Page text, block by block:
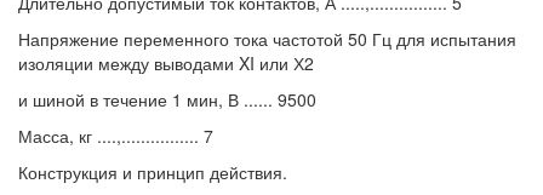
Напряжение переменного тока частотой 50 Гц для испытания
изоляции между выводами XI или Х2
и шиной в течение 1 мин, В ...... 9500
Масса, кг ....,................ 7
Конструкция и принцип действия.